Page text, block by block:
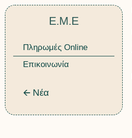
Ε.Μ.Ε
Πληρωμές Online
Επικοινωνία
🡨 Νέα